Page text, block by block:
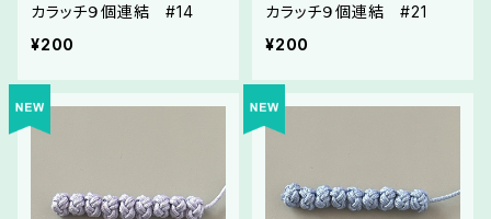
カラッチ９個連結 #14
¥200
カラッチ９個連結 #21
¥200